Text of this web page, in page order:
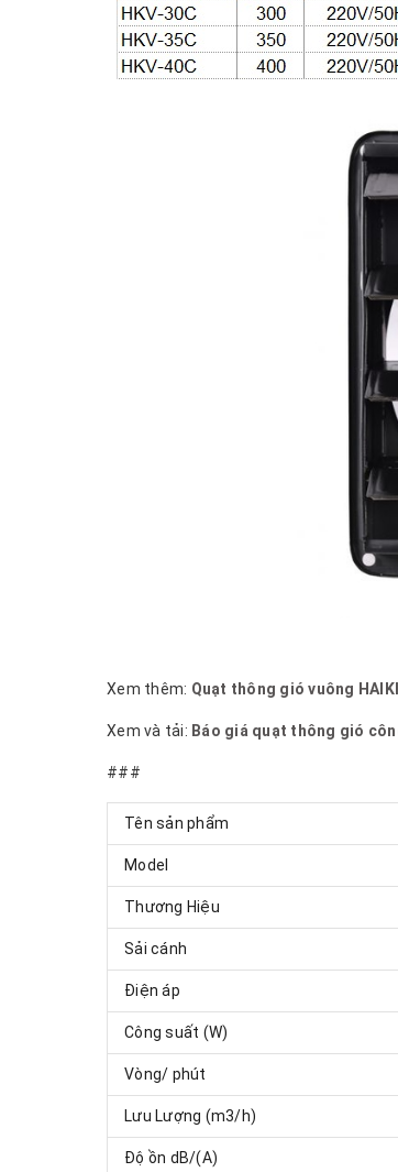
Xem thêm: Quạt thông gió vuông HAIKI
Xem và tải: Báo giá quạt thông gió
###
Tên sản phẩm
Model
Thương Hiệu
Sải cánh
Điện áp
Công suất (W)
Vòng/ phút
Lưu Lượng (m3/h)
Độ ồn dB/(A)